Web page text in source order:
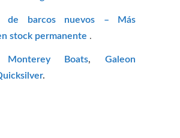
de barcos nuevos – Más
stock permanente .
Monterey Boats,Galeon
.